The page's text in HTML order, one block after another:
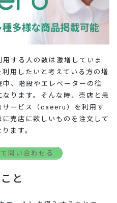
する人の数は激増していま
用したいと考えている方の増
、階段やエレベーターの往
ります。そんな時、売店と患
ービス（caeeru）を利用す
売店に欲しいものを注文して
ます。
問い合わせる
と